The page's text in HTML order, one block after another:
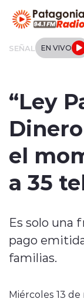
SEÑAL EN VIVO
Deportes
“Ley
el
a 35
Es solo una
pago
familias.
Miércoles 13